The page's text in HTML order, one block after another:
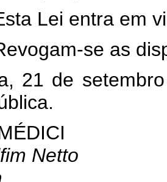
Lei entra em
se as
21 de
Netto